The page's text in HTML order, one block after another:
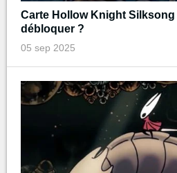
Carte Hollow Knight Silksong
débloquer ?
05 sep 2025